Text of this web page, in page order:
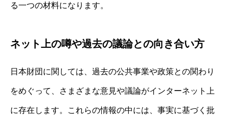
る一つの材料になります。
ネット上の噂や過去の議論との向き合い方
日本財団に関しては、過去の公共事業や政策との関わり
をめぐって、さまざまな意見や議論がインターネット上
に存在します。これらの情報の中には、事実に基づく批